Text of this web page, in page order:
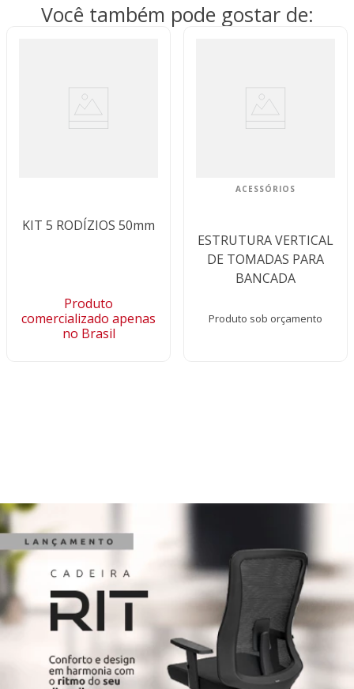
Você também pode gostar de:
KIT 5 RODÍZIOS 50mm
Produto
comercializado apenas
no Brasil
ACESSÓRIOS
ESTRUTURA VERTICAL
DE TOMADAS PARA
BANCADA
Produto sob orçamento